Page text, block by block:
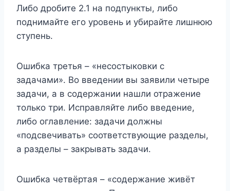
Либо дробите 2.1 на подпункты, либо
поднимайте его уровень и убирайте лишнюю
ступень.
Ошибка третья – «несостыковки с
задачами». Во введении вы заявили четыре
задачи, а в содержании нашли отражение
только три. Исправляйте либо введение,
либо оглавление: задачи должны
«подсвечивать» соответствующие разделы,
а разделы – закрывать задачи.
Ошибка четвёртая – «содержание живёт